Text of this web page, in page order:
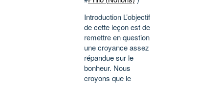
Introduction L’objectif
de cette leçon est de
remettre en question
une croyance assez
répandue sur le
bonheur. Nous
croyons que le